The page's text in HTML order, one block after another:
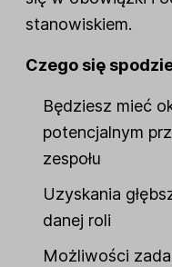
stanowiskiem.
Czego się
Będziesz mieć
potencjalnym
zespołu
Uzyskania
danej roli
Możliwości